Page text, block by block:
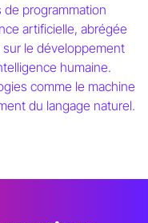
programmation
artificielle, abrégée
le développement
humaine.
comme le machine
du langage naturel.